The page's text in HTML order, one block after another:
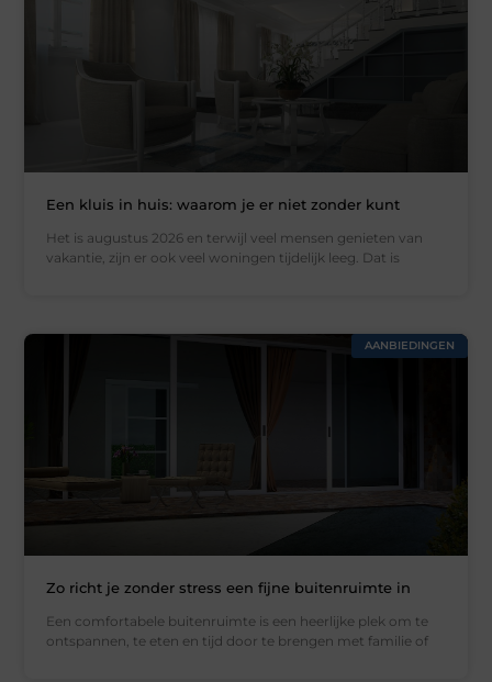
Een kluis in huis: waarom je er niet zonder kunt
Het is augustus 2026 en terwijl veel mensen genieten van
vakantie, zijn er ook veel woningen tijdelijk leeg. Dat is
AANBIEDINGEN
Zo richt je zonder stress een fijne buitenruimte in
Een comfortabele buitenruimte is een heerlijke plek om te
ontspannen, te eten en tijd door te brengen met familie of